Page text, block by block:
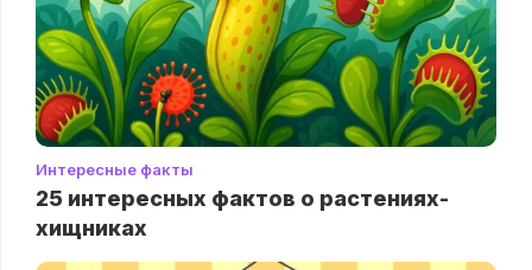
Интересные факты
25 интересных фактов о растениях-
хищниках